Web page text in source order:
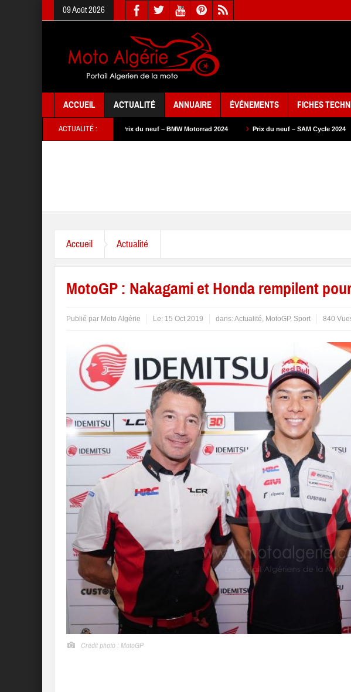
09 Août 2026
ACCUEIL ACTUALITÉ ANNUAIRE ÉVÉNEMENTS FICHES
ACTUALITÉ :
Prix du neuf – BMW Motorrad 2024 Prix du neuf – SAM Cycle 2024 Prix du neuf –
Accueil Actualité
MotoGP : Nakagami et Honda rempilent
Publié par Moto Algérie Le: 15 Oct 2019 dans:Actualité, MotoGP, Sport 840
Crédit photo : MotoGP